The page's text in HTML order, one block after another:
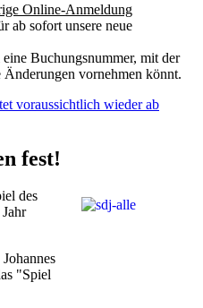
Online-Anmeldung
ab sofort unsere neue
Buchungsnummer, mit der
vornehmen könnt.
voraussichtlich wieder ab
fest!
des
"Spiel